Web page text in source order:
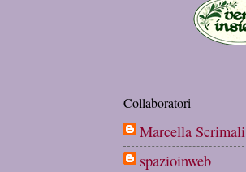
Collaboratori
Marcella Scrimali
spazioinweb